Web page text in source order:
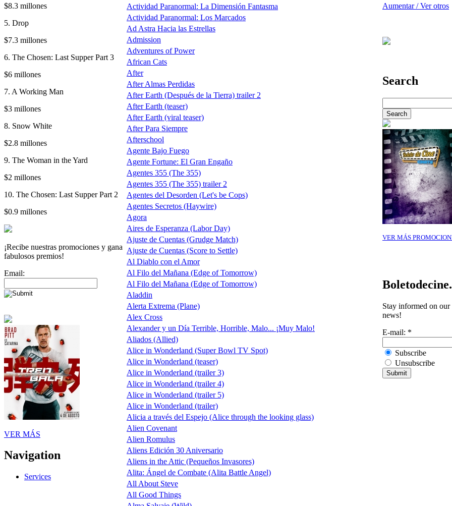
$8.3 millones
5. Drop
$7.3 millones
6. The Chosen: Last Supper Part 3
$6 millones
7. A Working Man
$3 millones
8. Snow White
$2.8 millones
9. The Woman in the Yard
$2 millones
10. The Chosen: Last Supper Part 2
$0.9 millones
¡Recibe nuestras promociones y gana
fabulosos premios!
Email:
VER MÁS
Navigation
Services
Actividad Paranormal: La Dimensión Fantasma
Actividad Paranormal: Los Marcados
Ad Astra Hacia las Estrellas
Admission
Adventures of Power
African Cats
After
After Almas Perdidas
After Earth (Después de la Tierra) trailer 2
After Earth (teaser)
After Earth (viral teaser)
After Para Siempre
Afterschool
Agente Bajo Fuego
Agente Fortune: El Gran Engaño
Agentes 355 (The 355)
Agentes 355 (The 355) trailer 2
Agentes del Desorden (Let's be Cops)
Agentes Secretos (Haywire)
Agora
Aires de Esperanza (Labor Day)
Ajuste de Cuentas (Grudge Match)
Ajuste de Cuentas (Score to Settle)
Al Diablo con el Amor
Al Filo del Mañana (Edge of Tomorrow)
Al Filo del Mañana (Edge of Tomorrow)
Aladdin
Alerta Extrema (Plane)
Alex Cross
Alexander y un Día Terrible, Horrible, Malo... ¡Muy Malo!
Aliados (Allied)
Alice in Wonderland (Super Bowl TV Spot)
Alice in Wonderland (teaser)
Alice in Wonderland (trailer 3)
Alice in Wonderland (trailer 4)
Alice in Wonderland (trailer 5)
Alice in Wonderland (trailer)
Alicia a través del Espejo (Alice through the looking glass)
Alien Covenant
Alien Romulus
Aliens Edición 30 Aniversario
Aliens in the Attic (Pequeños Invasores)
Alita: Ángel de Combate (Alita Battle Angel)
All About Steve
All Good Things
Aumentar / Ver otros
Search
VER MÁS
Stay informed on our
news!
E-mail: *
Subscribe
Unsubscribe